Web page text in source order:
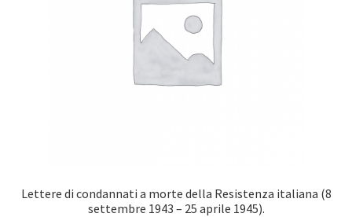
Lettere di condannati a morte della Resistenza italiana (8
settembre 1943 – 25 aprile 1945).